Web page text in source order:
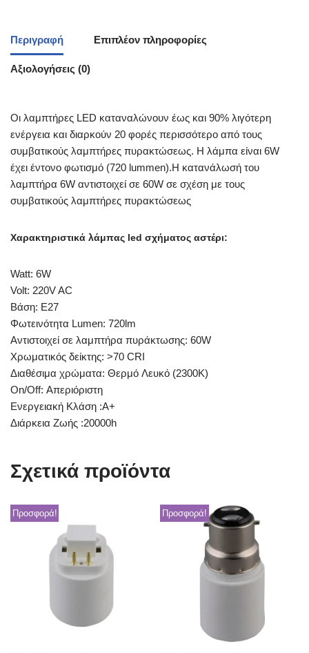
Περιγραφή Επιπλέον πληροφορίες
Αξιολογήσεις (0)
Οι λαμπτήρες LED καταναλώνουν έως και 90% λιγότερη
ενέργεια και διαρκούν 20 φορές περισσότερο από τους
συμβατικούς λαμπτήρες πυρακτώσεως. Η λάμπα είναι 6W
έχει έντονο φωτισμό (720 lummen).Η κατανάλωσή του
λαμπτήρα 6W αντιστοιχεί σε 60W σε σχέση με τους
συμβατικούς λαμπτήρες πυρακτώσεως
Χαρακτηριστικά λάμπας led σχήματος αστέρι:
Watt: 6W
Volt: 220V AC
Βάση: E27
Φωτεινότητα Lumen: 720lm
Αντιστοιχεί σε λαμπτήρα πυράκτωσης: 60W
Χρωματικός δείκτης: >70 CRI
Διαθέσιμα χρώματα: Θερμό Λευκό (2300K)
On/Off: Απεριόριστη
Ενεργειακή Κλάση :Α+
Διάρκεια Ζωής :20000h
Σχετικά προϊόντα
Προσφορά! Προσφορά!